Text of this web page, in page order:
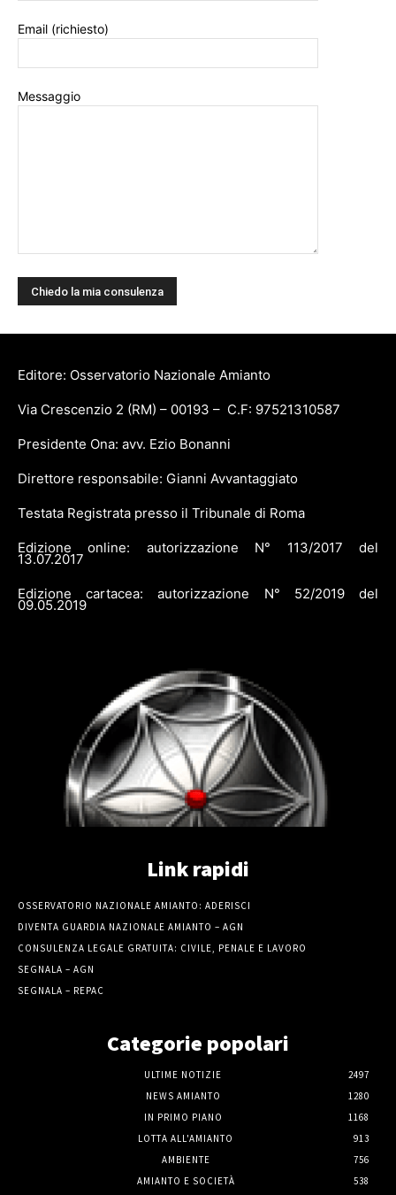
Email (richiesto)
Messaggio
Editore: Osservatorio Nazionale Amianto
Via Crescenzio 2 (RM) – 00193 – C.F: 97521310587
Presidente Ona: avv. Ezio Bonanni
Direttore responsabile: Gianni Avvantaggiato
Testata Registrata presso il Tribunale di Roma
Edizione online: autorizzazione N° 113/2017 del
13.07.2017
Edizione cartacea: autorizzazione N° 52/2019 del
09.05.2019
Link rapidi
OSSERVATORIO NAZIONALE AMIANTO: ADERISCI
DIVENTA GUARDIA NAZIONALE AMIANTO – AGN
CONSULENZA LEGALE GRATUITA: CIVILE, PENALE E LAVORO
SEGNALA – AGN
SEGNALA – REPAC
Categorie popolari
ULTIME NOTIZIE
2497
NEWS AMIANTO
1280
IN PRIMO PIANO
1168
LOTTA ALL'AMIANTO
913
AMBIENTE
756
AMIANTO E SOCIETÀ
538